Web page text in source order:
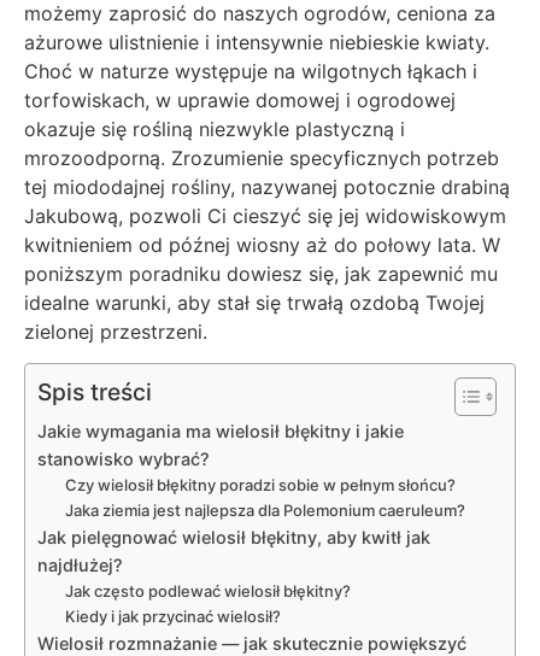
możemy zaprosić do naszych ogrodów, ceniona za
ażurowe ulistnienie i intensywnie niebieskie kwiaty.
Choć w naturze występuje na wilgotnych łąkach i
torfowiskach, w uprawie domowej i ogrodowej
okazuje się rośliną niezwykle plastyczną i
mrozoodporną. Zrozumienie specyficznych potrzeb
tej miododajnej rośliny, nazywanej potocznie drabiną
Jakubową, pozwoli Ci cieszyć się jej widowiskowym
kwitnieniem od późnej wiosny aż do połowy lata. W
poniższym poradniku dowiesz się, jak zapewnić mu
idealne warunki, aby stał się trwałą ozdobą Twojej
zielonej przestrzeni.
Spis treści
Jakie wymagania ma wielosił błękitny i jakie
stanowisko wybrać?
Czy wielosił błękitny poradzi sobie w pełnym słońcu?
Jaka ziemia jest najlepsza dla Polemonium caeruleum?
Jak pielęgnować wielosił błękitny, aby kwitł jak
najdłużej?
Jak często podlewać wielosił błękitny?
Kiedy i jak przycinać wielosił?
Wielosił rozmnażanie — jak skutecznie powiększyć